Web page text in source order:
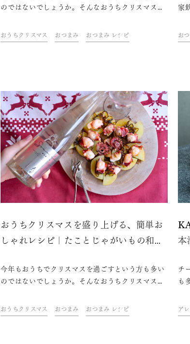
のではないでしょうか。そんなおうちクリスマスを
ケーキにお酒。ドリンク&フードクリエイター・青
山金魚さんが考えた、テーブルを華やかに彩る、簡
ましょう！
おうちクリスマス おつまみ おつまみ レシピ
家
の
た
お
お
おうちクリスマスを盛り上げる、簡単お
しゃれレシピ｜たことじゃがいもの和ガ
今年もおうちでクリスマスを過ごすという方も多い
のではないでしょうか。そんなおうちクリスマスを
ケーキにお酒。ドリンク&フードクリエイター・青
山金魚さんが考えた、テーブルを華やかに彩る、簡
おうちクリスマス おつまみ おつまみ レシピ
本
チ
も
の
ア